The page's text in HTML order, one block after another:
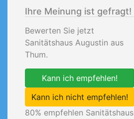
Ihre Meinung ist gefragt!
Bewerten Sie jetzt
Sanitätshaus Augustin aus
Thum.
Kann ich empfehlen!
Kann ich nicht empfehlen!
80% empfehlen Sanitätshaus